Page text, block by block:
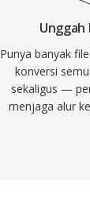
Unggah
Punya banyak
konversi
sekaligus —
menjaga alur